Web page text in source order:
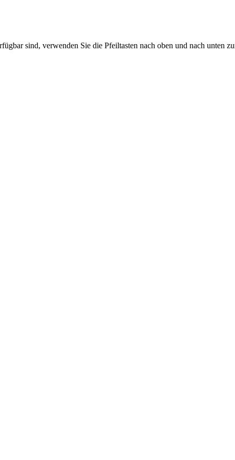
sind, verwenden Sie die Pfeiltasten nach oben und nach unten